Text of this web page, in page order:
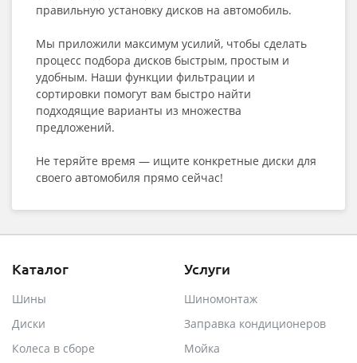
правильную установку дисков на автомобиль.
Мы приложили максимум усилий, чтобы сделать
процесс подбора дисков быстрым, простым и
удобным. Наши функции фильтрации и
сортировки помогут вам быстро найти
подходящие варианты из множества
предложений.
Не теряйте время — ищите конкретные диски для
своего автомобиля прямо сейчас!
Каталог
Шины
Диски
Колеса в сборе
Услуги
Шиномонтаж
Заправка кондиционеров
Мойка